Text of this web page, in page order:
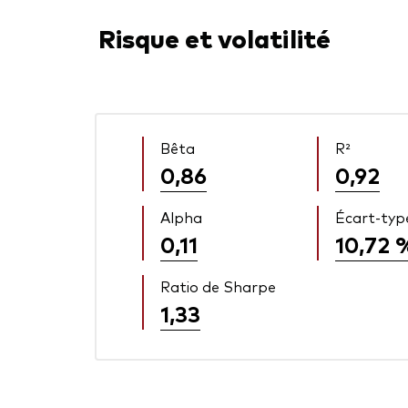
Risque et volatilité
Bêta
0,86
R²
0,92
Alpha
0,11
Écart-
10,72
Ratio de Sharpe
1,33